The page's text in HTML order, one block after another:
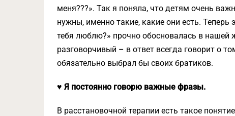
меня???». Так я поняла, что детям очень
нужны, именно такие, какие они есть. Теперь
тебя люблю?» прочно обосновалась в нашей
разговорчивый – в ответ всегда говорит о
обязательно выбрал бы своих братиков.
♥ Я постоянно говорю важные фразы.
В расстановочной терапии есть такое